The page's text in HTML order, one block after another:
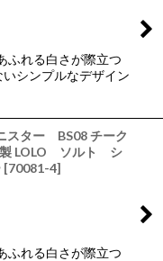
ふれる白さが際立つ
シンプルなデザイン
スター BS08 チーク
製 LOLO ソルト シ
[70081-4]
ふれる白さが際立つ